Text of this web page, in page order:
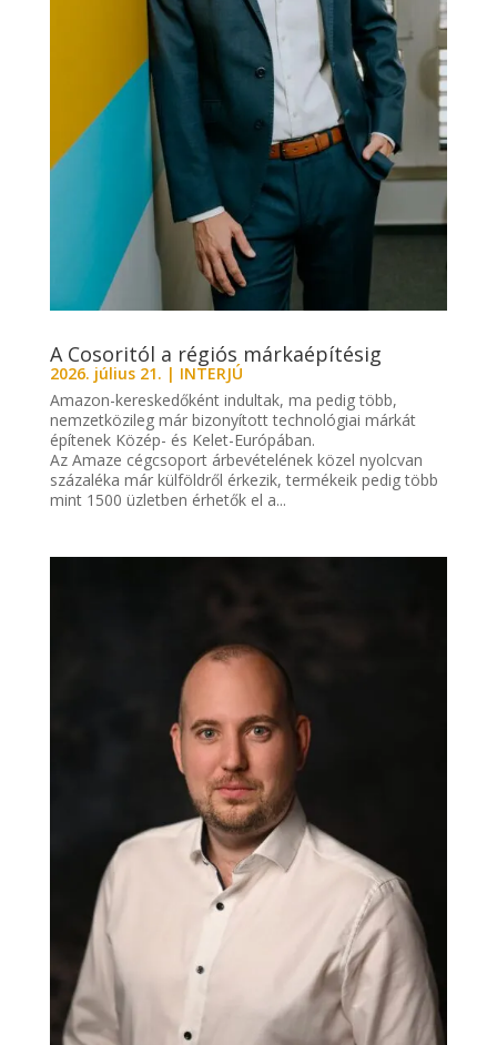
A Cosoritól a régiós márkaépítésig
2026. július 21. | INTERJÚ
Amazon-kereskedőként indultak, ma pedig több,
nemzetközileg már bizonyított technológiai márkát
építenek Közép- és Kelet-Európában.
Az Amaze cégcsoport árbevételének közel nyolcvan
százaléka már külföldről érkezik, termékeik pedig több
mint 1500 üzletben érhetők el a...